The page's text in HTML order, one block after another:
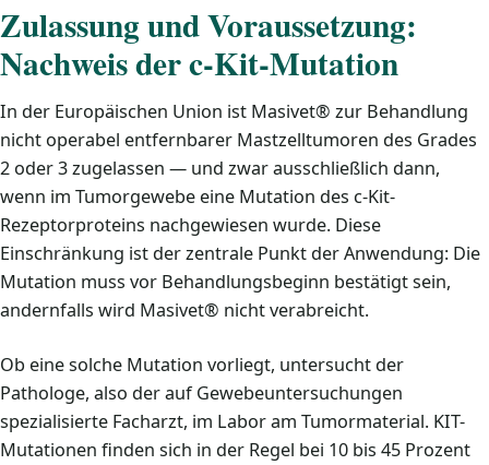
Zulassung und Voraussetzung:
Nachweis der c-Kit-Mutation
In der Europäischen Union ist Masivet® zur Behandlung
nicht operabel entfernbarer Mastzelltumoren des Grades
2 oder 3 zugelassen — und zwar ausschließlich dann,
wenn im Tumorgewebe eine Mutation des c-Kit-
Rezeptorproteins nachgewiesen wurde. Diese
Einschränkung ist der zentrale Punkt der Anwendung: Die
Mutation muss vor Behandlungsbeginn bestätigt sein,
andernfalls wird Masivet® nicht verabreicht.
Ob eine solche Mutation vorliegt, untersucht der
Pathologe, also der auf Gewebeuntersuchungen
spezialisierte Facharzt, im Labor am Tumormaterial. KIT-
Mutationen finden sich in der Regel bei 10 bis 45 Prozent